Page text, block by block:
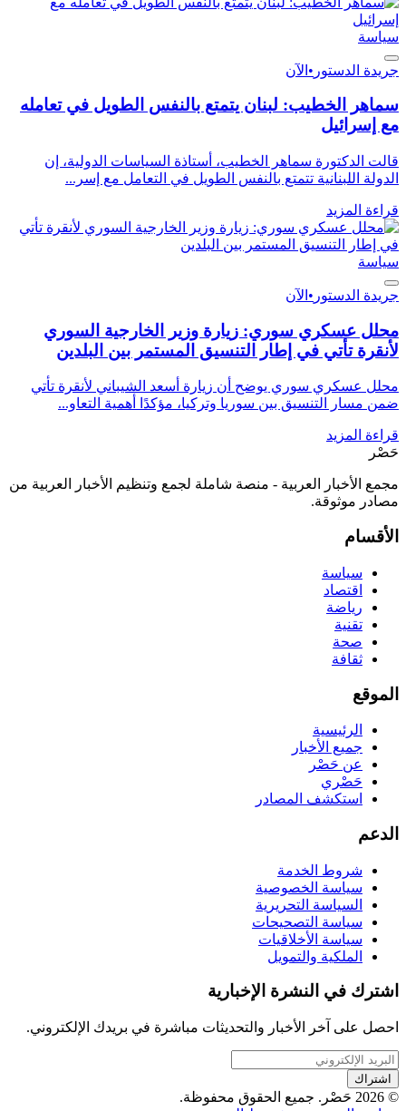
سياسة
جريدة الدستور • الآن
سماهر الخطيب: لبنان يتمتع بالنفس الطويل في تعامله
مع إسرائيل
قالت الدكتورة سماهر الخطيب، أستاذة السياسات الدولية، إن
الدولة اللبنانية تتمتع بالنفس الطويل في التعامل مع إسر...
قراءة المزيد
سياسة
جريدة الدستور • الآن
محلل عسكري سوري: زيارة وزير الخارجية السوري
لأنقرة تأتي في إطار التنسيق المستمر بين البلدين
محلل عسكري سوري يوضح أن زيارة أسعد الشيباني لأنقرة تأتي
ضمن مسار التنسيق بين سوريا وتركيا، مؤكدًا أهمية التعاو...
قراءة المزيد
حَصْر
مجمع الأخبار العربية - منصة شاملة لجمع وتنظيم الأخبار العربية من
مصادر موثوقة.
الأقسام
سياسة
اقتصاد
رياضة
تقنية
صحة
ثقافة
الموقع
الرئيسية
جميع الأخبار
عن حَصْر
حَصْري
استكشف المصادر
الدعم
شروط الخدمة
سياسة الخصوصية
السياسة التحريرية
سياسة التصحيحات
سياسة الأخلاقيات
الملكية والتمويل
اشترك في النشرة الإخبارية
احصل على آخر الأخبار والتحديثات مباشرة في بريدك الإلكتروني.
اشتراك
© 2026 حَصْر. جميع الحقوق محفوظة.